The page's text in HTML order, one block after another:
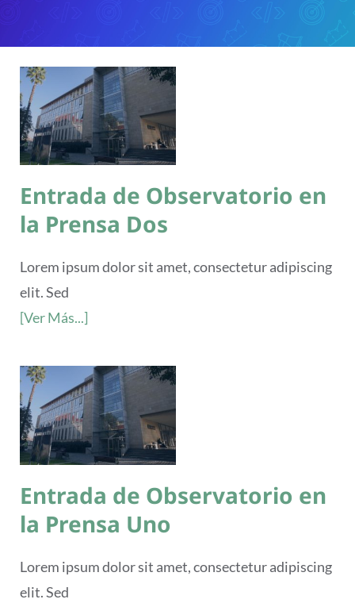
Entrada de Observatorio en
la Prensa Dos
Lorem ipsum dolor sit amet, consectetur adipiscing
elit. Sed
[Ver Más...]
Entrada de Observatorio en
la Prensa Uno
Lorem ipsum dolor sit amet, consectetur adipiscing
elit. Sed